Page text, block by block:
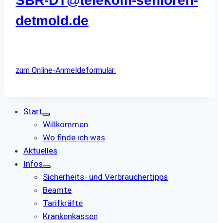
detmold.de
zum Online-Anmeldeformular:
Start
Willkommen
Wo finde ich was
Aktuelles
Infos
Sicherheits- und Verbrauchertipps
Beamte
Tarifkräfte
Krankenkassen